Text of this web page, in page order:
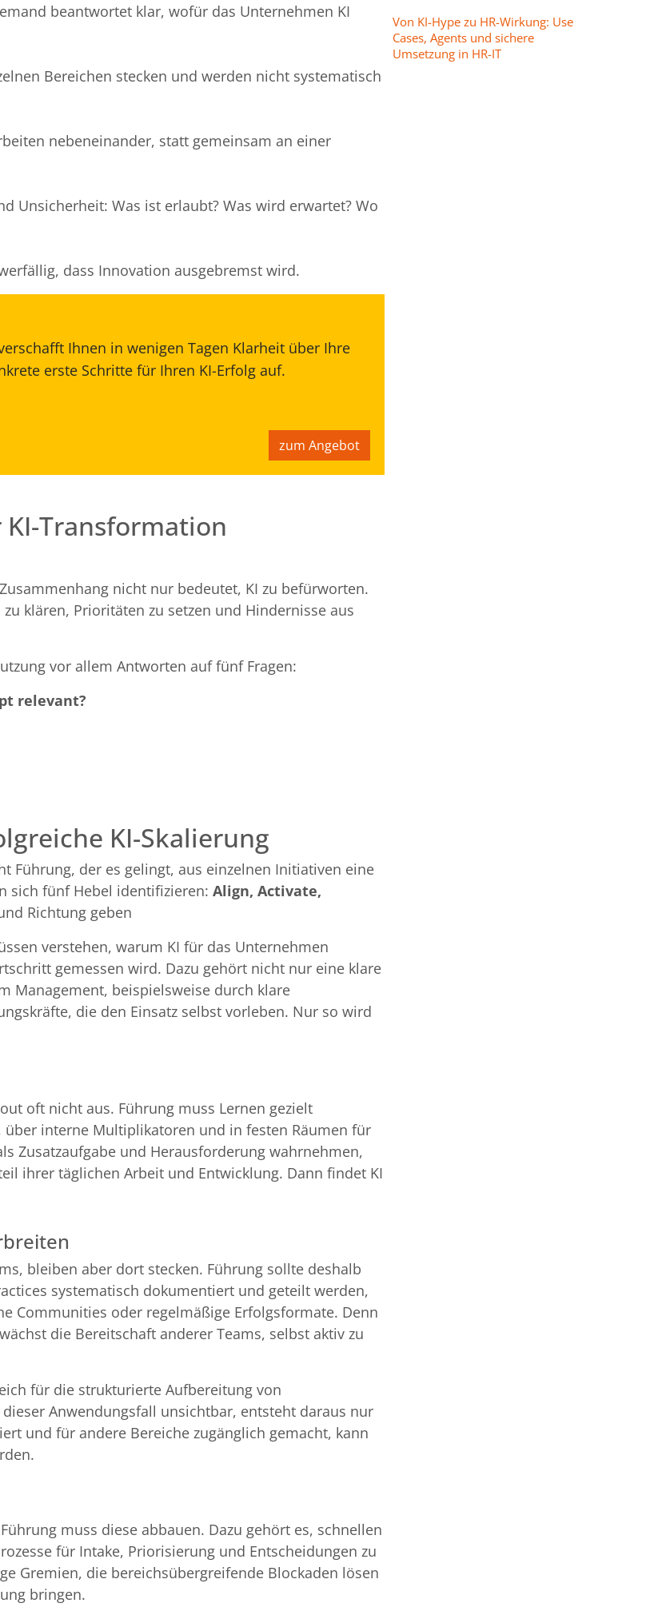
beantwortet klar, wofür das Unternehmen KI
Bereichen stecken und werden nicht systematisch
nebeneinander, statt gemeinsam an einer
Unsicherheit: Was ist erlaubt? Was wird erwartet? Wo
dass Innovation ausgebremst wird.
Ihnen in wenigen Tagen Klarheit über Ihre
erste Schritte für Ihren KI-Erfolg auf.
zum Angebot
Transformation
nicht nur bedeutet, KI zu befürworten.
klären, Prioritäten zu setzen und Hindernisse aus
vor allem Antworten auf fünf Fragen:
relevant?
KI-Skalierung
Führung, der es gelingt, aus einzelnen Initiativen eine
sich fünf Hebel identifizieren: Align, Activate,
Richtung geben
verstehen, warum KI für das Unternehmen
gemessen wird. Dazu gehört nicht nur eine klare
Management, beispielsweise durch klare
die den Einsatz selbst vorleben. Nur so wird
oft nicht aus. Führung muss Lernen gezielt
interne Multiplikatoren und in festen Räumen für
Zusatzaufgabe und Herausforderung wahrnehmen,
ihrer täglichen Arbeit und Entwicklung. Dann findet KI
bleiben aber dort stecken. Führung sollte deshalb
systematisch dokumentiert und geteilt werden,
Communities oder regelmäßige Erfolgsformate. Denn
die Bereitschaft anderer Teams, selbst aktiv zu
für die strukturierte Aufbereitung von
Anwendungsfall unsichtbar, entsteht daraus nur
und für andere Bereiche zugänglich gemacht, kann
muss diese abbauen. Dazu gehört es, schnellen
für Intake, Priorisierung und Entscheidungen zu
Gremien, die bereichsübergreifende Blockaden lösen
bringen.
Von KI-Hype zu HR-Wirkung: Use
Cases, Agents und sichere
Umsetzung in HR-IT